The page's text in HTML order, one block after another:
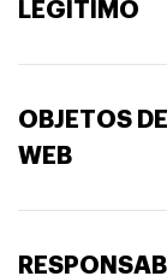
LEGÍTIMO
OBJETOS
WEB